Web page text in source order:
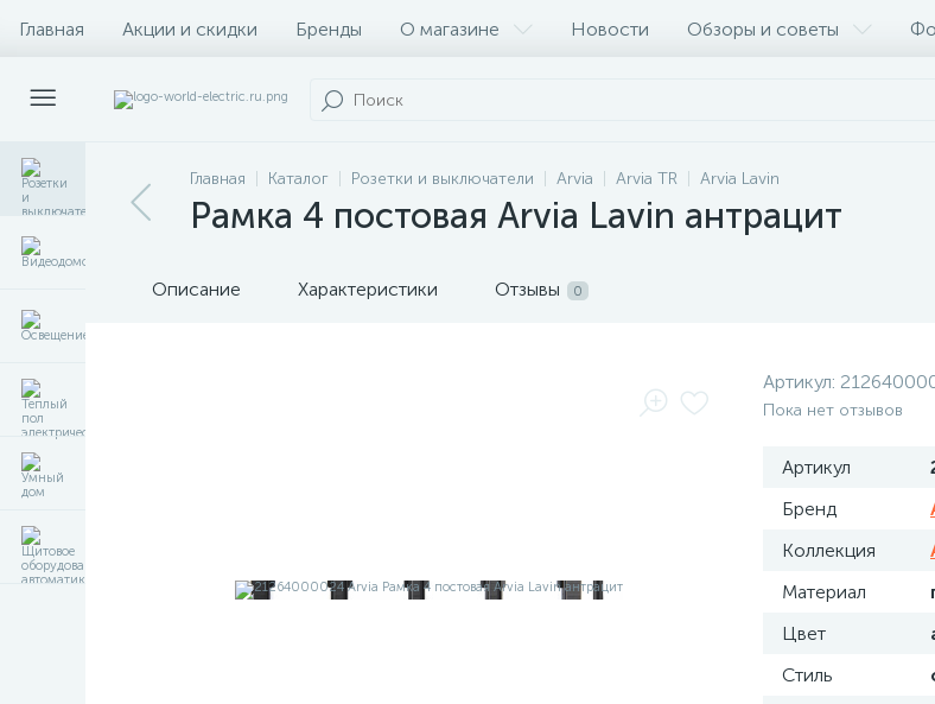
Главная Акции и скидки Бренды О магазине Новости Обзоры и советы
Главная Каталог Розетки и выключатели Arvia Arvia TR Arvia Lavin
Рамка 4 постовая Arvia Lavin антрацит
Описание Характеристики Отзывы 0
Артикул:
Пока нет отзывов
Артикул
Бренд
Коллекция
Материал
Цвет
Стиль